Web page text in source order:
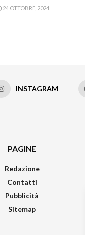
24 OTTOBRE, 2024
INSTAGRAM
PAGINE
Redazione
Contatti
Pubblicità
Sitemap